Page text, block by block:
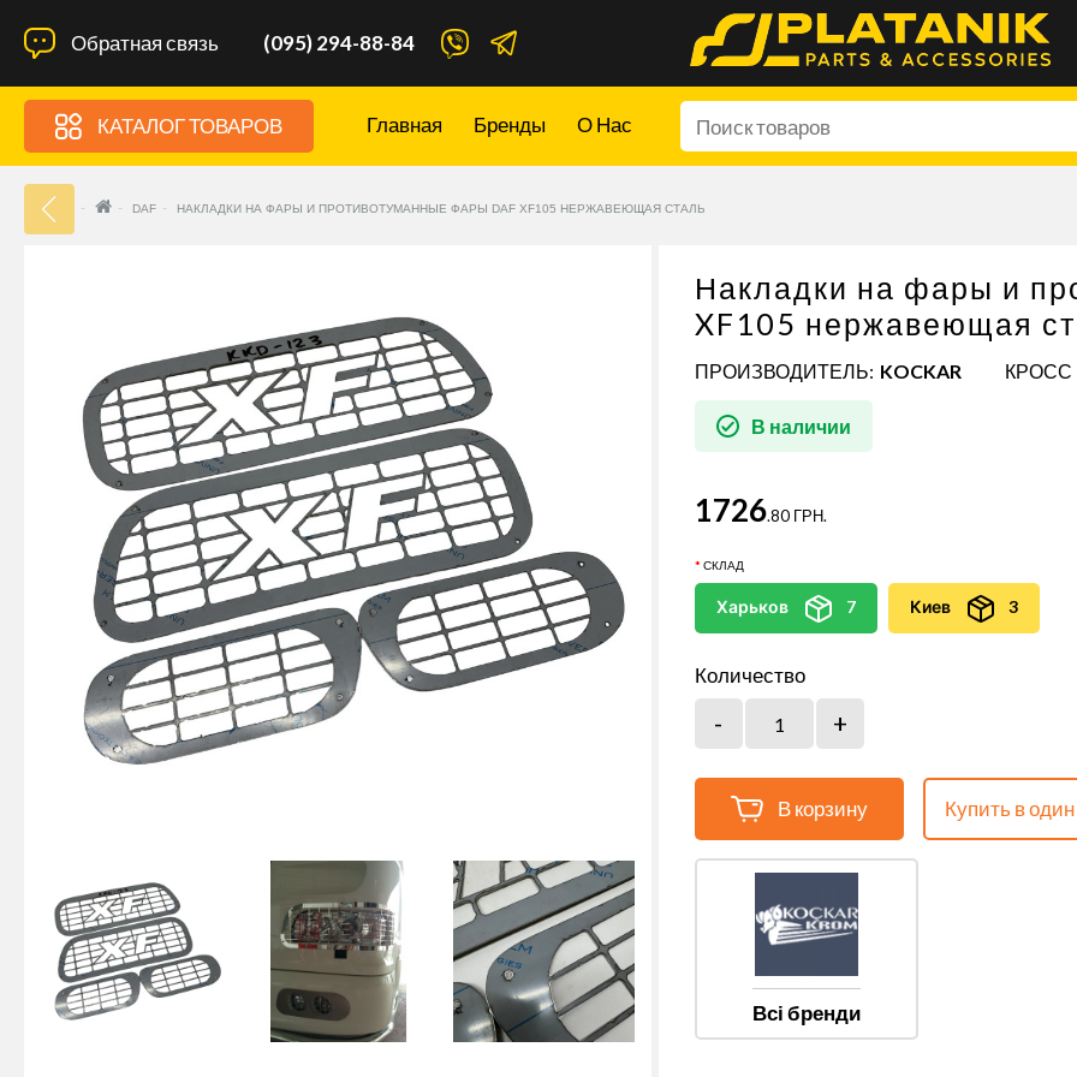
Обратная связь (095) 294-88-84
КАТАЛОГ ТОВАРОВ Главная Бренды О Нас
DAF НАКЛАДКИ НА ФАРЫ И ПРОТИВОТУМАННЫЕ ФАРЫ DAF XF105 НЕРЖАВЕЮЩАЯ СТАЛЬ
Накладки на фары и
XF105 нержавеющая
ПРОИЗВОДИТЕЛЬ: KOCKAR КРОСС
В наличии
1726.80 ГРН.
СКЛАД
Харьков 7 Киев 3
Количество
В корзину Купить в один
Всі бренди